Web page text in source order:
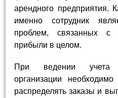
арендного предприятия.
именно сотрудник
проблем, связанных с
прибыли в целом.
При ведении учета
организации
распределять заказы и